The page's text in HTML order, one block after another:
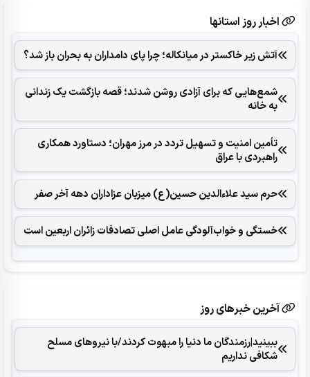
اخبار روز استانها
آتش زیر خاکستر در میانکاله؛ چرا پای دامداران به بحران باز شد؟
شمع‌هایی که ‌برای آزادی روشن شدند؛ قصه بازگشت یک زندانی
به خانه
تأمین امنیت و تسهیل تردد در مرز مهران؛ دستاورد همکاری‌
راهبردی با عراق
حرم سید علاءالدین حسین(ع) میزبان عزاداران دهه آخر صفر
خستگی و خواب‌آلودگی عامل اصلی تصادفات زائران اربعین است
آخرین خبرهای روز
ببینید|رزمندگان ما دنیا را مبهوت کردند/با نیروهای مسلح
شکافی نداریم